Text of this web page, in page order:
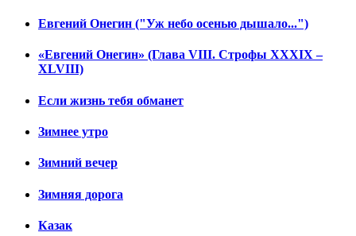
Евгений Онегин ("Уж небо осенью дышало...")
«Евгений Онегин» (Глава VIII. Строфы XXXIX –
XLVIII)
Если жизнь тебя обманет
Зимнее утро
Зимний вечер
Зимняя дорога
Казак